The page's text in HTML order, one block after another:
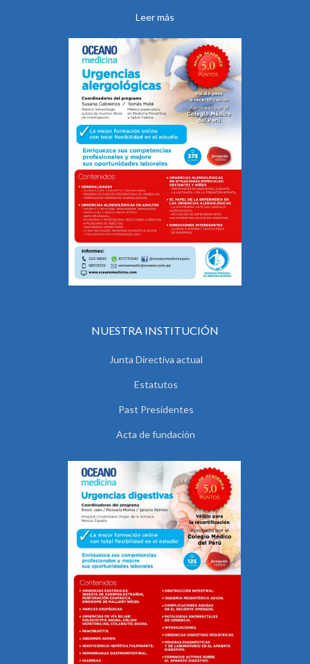
Leer más
NUESTRA INSTITUCIÓN
Junta Directiva actual
Estatutos
Past Presidentes
Acta de fundación